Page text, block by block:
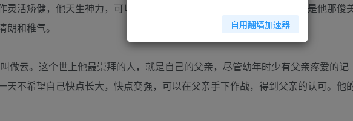
灵活矫健，他天生神力，可以用最重的武器，连大人们都自愧不如。只是他那俊
和稚气。
做云。这个世上他最崇拜的人，就是自己的父亲，尽管幼年时少有父亲疼爱的记
天不希望自己快点长大，快点变强，可以在父亲手下作战，得到父亲的认可。他
自用翻墙加速器